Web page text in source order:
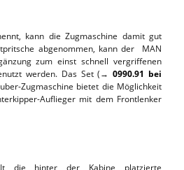
kann die Zugmaschine damit gut
abgenommen, kann der MAN
zum einst schnell vergriffenen
werden. Das Set (→0990.91 bei
Zugmaschine bietet die Möglichkeit
Auflieger mit dem Frontlenker
die hinter der Kabine platzierte